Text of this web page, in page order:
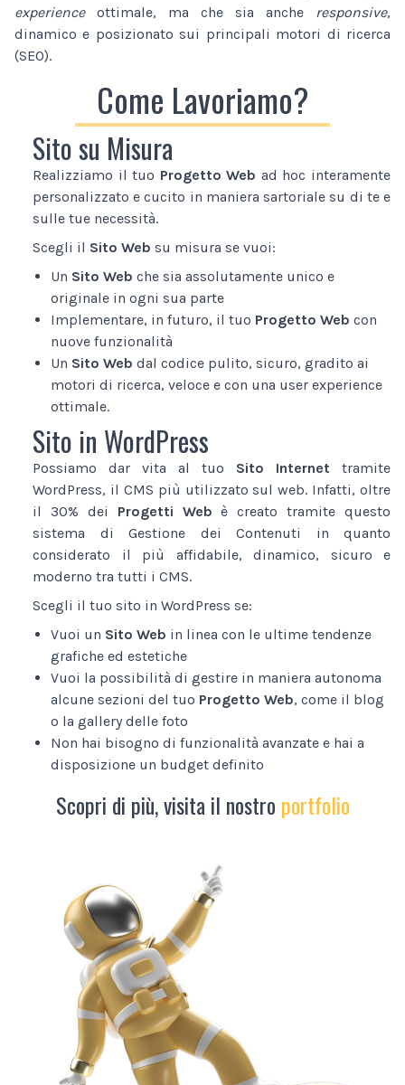
experienceottimale, ma che sia anche responsive,
dinamico e posizionato sui principali motori di ricerca
(SEO).
Come Lavoriamo?
Sito su Misura
Realizziamo il tuo Progetto Web ad hoc interamente
personalizzato e cucito in maniera sartoriale su di te e
sulle tue necessità.
Scegli il Sito Web su misura se vuoi:
Un Sito Web che sia assolutamente unico e
originale in ogni sua parte
Implementare, in futuro, il tuo Progetto Web con
nuove funzionalità
Un Sito Web dal codice pulito, sicuro, gradito ai
motori di ricerca, veloce e con una user experience
ottimale.
Sito in WordPress
Possiamo dar vita al tuo Sito Internet tramite
WordPress, il CMS più utilizzato sul web. Infatti, oltre
il 30% dei Progetti Web è creato tramite questo
sistema di Gestione dei Contenuti in quanto
considerato il più affidabile, dinamico, sicuro e
moderno tra tutti i CMS.
Scegli il tuo sito in WordPress se:
Vuoi un Sito Web in linea con le ultime tendenze
grafiche ed estetiche
Vuoi la possibilità di gestire in maniera autonoma
alcune sezioni del tuo Progetto Web, come il blog
o la gallery delle foto
Non hai bisogno di funzionalità avanzate e hai a
disposizione un budget definito
Scopri di più, visita il nostro portfolio